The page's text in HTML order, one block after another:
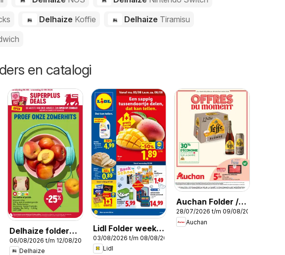
Delhaize Koffie Delhaize Tiramisu
en catalogi
Delhaize folder
week 32
06/08/2026 t/m 12/08/2026
Delhaize
Lidl Folder week
32
03/08/2026 t/m 08/08/2026
Lidl
Auchan Folder /
Publicité
28/07/2026 t/m 09/08/2026
Auchan